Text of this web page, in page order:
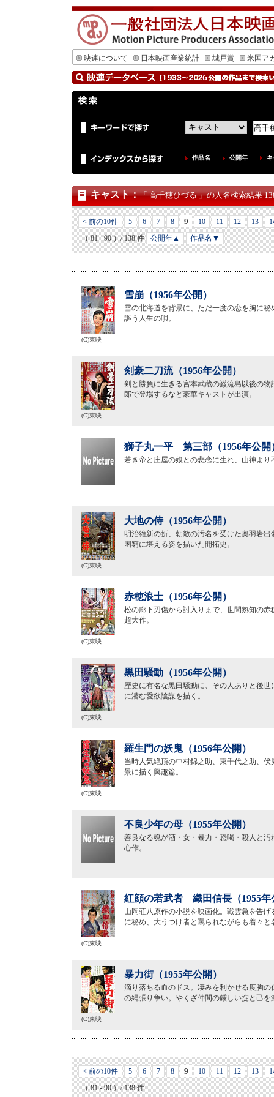
映連について 日本映画産業統計 城戸賞 米国ア
作品名 公開年
キャスト：「 高千穂ひづる 」の人名検索結果
< 前の10件 5 6 7 8 9 10 11 12 13
（ 81 - 90 ）/ 138 件
公開年▲ 作品名▼
雪崩（1956年公開）
雪の北海道を背景に、ただ一度の恋を胸に
謳う人生の唄。
(C)東映
剣豪二刀流（1956年公開）
剣と勝負に生きる宮本武蔵の巌流島以後の
郎で登場するなど豪華キャストが出演。
(C)東映
獅子丸一平 第三部（1956年公開
若き帝と庄屋の娘との悲恋に生れ、山神よ
大地の侍（1956年公開）
明治維新の折、朝敵の汚名を受けた奥羽岩
困窮に堪える姿を描いた開拓史。
(C)東映
赤穂浪士（1956年公開）
松の廊下刃傷から討入りまで、世間熟知の
超大作。
(C)東映
黒田騒動（1956年公開）
歴史に有名な黒田騒動に、その人ありと後
に潜む愛欲陰謀を描く。
(C)東映
羅生門の妖鬼（1956年公開）
当時人気絶頂の中村錦之助、東千代之助、
景に描く興趣篇。
(C)東映
不良少年の母（1955年公開）
善良なる魂が酒・女・暴力・恐喝・殺人と
心作。
紅顔の若武者 織田信長（1955年
山岡荘八原作の小説を映画化。戦雲急を告
に秘め、大うつけ者と罵られながらも着々
(C)東映
暴力街（1955年公開）
滴り落ちる血のドス。凄みを利かせる度胸
の縄張り争い。やくざ仲間の厳しい掟と己
(C)東映
< 前の10件 5 6 7 8 9 10 11 12 13
（ 81 - 90 ）/ 138 件